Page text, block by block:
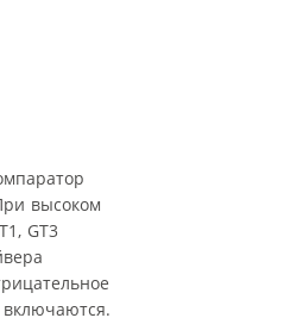
высоком
GT3
включаются.